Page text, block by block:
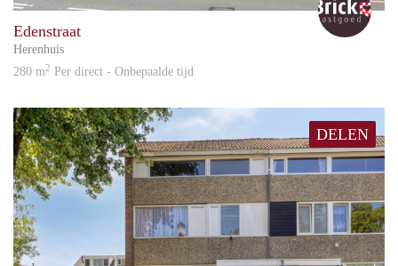
Edenstraat
Herenhuis
280 m2 Per direct - Onbepaalde tijd
DELEN